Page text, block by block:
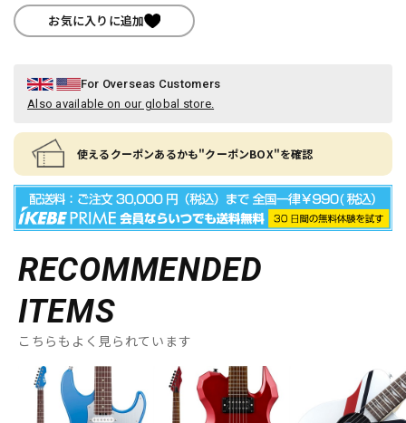
お気に入りに追加
For Overseas Customers
Also available on our global store.
使えるクーポンあるかも"クーポンBOX"を確認
RECOMMENDED
ITEMS
こちらもよく見られています